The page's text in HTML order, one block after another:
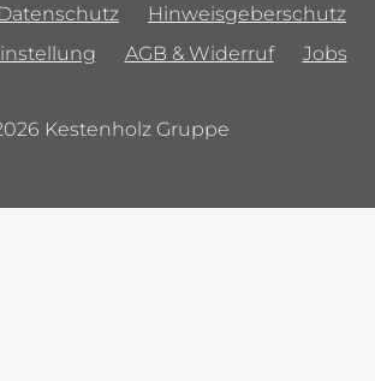
Datenschutz
Hinweisgeberschutz
AGB & Widerruf Jobs
Kestenholz Gruppe